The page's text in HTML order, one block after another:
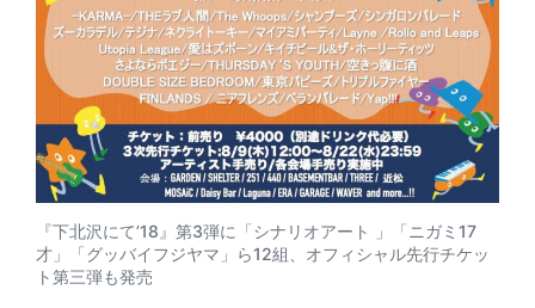
『下北沢にて’18』第3弾に「シナリオアート 」「ニガミ17
才」「グッバイフジヤマ」ら12組、オフィシャル先行チケッ
ト第三弾も発売